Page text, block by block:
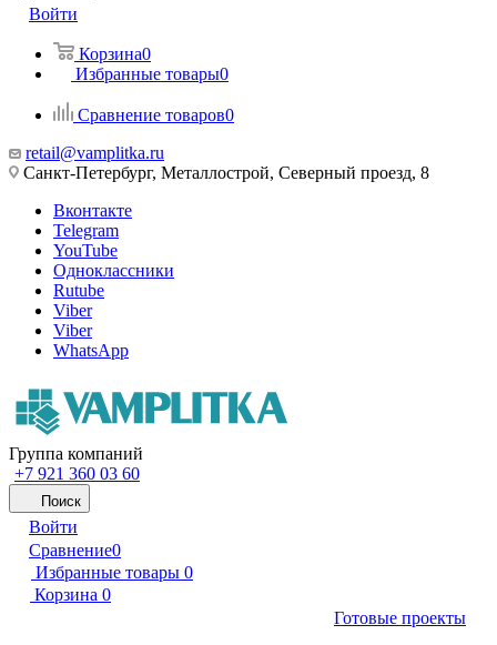
Войти
Корзина0
Избранные товары0
Сравнение товаров0
retail@vamplitka.ru
Санкт-Петербург, Металлострой, Северный проезд, 8
Вконтакте
Telegram
YouTube
Одноклассники
Rutube
Viber
Viber
WhatsApp
Группа компаний
+7 921 360 03 60
Поиск
Войти
Сравнение0
Избранные товары 0
Корзина 0
Готовые проекты